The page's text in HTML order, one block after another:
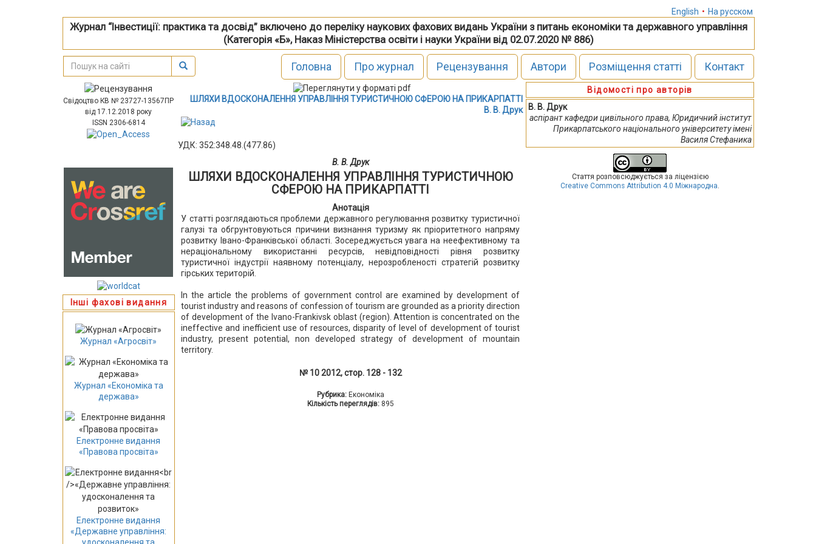
English • На русском
Журнал “Інвестиції: практика та досвід” включено до переліку наукових фахових видань України з питань економіки та державного управління
(Категорія «Б», Наказ Міністерства освіти і науки України від 02.07.2020 № 886)
Головна Про журнал Рецензування Автори Розміщення статті Контакт
Свідоцтво КВ № 23727-13567ПР
від 17.12.2018 року
ISSN 2306-6814
Інші фахові видання
Журнал «Агросвіт»
Журнал «Економіка та
держава»
Електронне видання
«Правова просвіта»
Електронне видання
«Державне управління:
ШЛЯХИ ВДОСКОНАЛЕННЯ УПРАВЛІННЯ ТУРИСТИЧНОЮ СФЕРОЮ НА ПРИКАРПАТТІ
В. В. Друк
УДК: 352:348.48.(477.86)
В. В. Друк
ШЛЯХИ ВДОСКОНАЛЕННЯ УПРАВЛІННЯ ТУРИСТИЧНОЮ
СФЕРОЮ НА ПРИКАРПАТТІ
Анотація
У статті розглядаються проблеми державного регулювання розвитку туристичної
галузі та обгрунтовуються причини визнання туризму як пріоритетного напряму
розвитку Івано-Франківської області. Зосереджується увага на неефективному та
нераціональному використанні ресурсів, невідповідності рівня розвитку
туристичної індустрії наявному потенціалу, нерозробленості стратегій розвитку
гірських територій.
In the article the problems of government control are examined by development of
tourist industry and reasons of confession of tourism are grounded as a priority direction
of development of the Ivano-Frankivsk oblast (region). Attention is concentrated on the
ineffective and inefficient use of resources, disparity of level of development of tourist
industry, present potential, non developed strategy of development of mountain
territory.
№ 10 2012, стор. 128 - 132
Рубрика: Економіка
Кількість переглядів: 895
Відомості про авторів
В. В. Друк
аспірант кафедри цивільного права, Юридичний інститут
Прикарпатського національного університету імені
Василя Стефаника
Стаття розповсюджується за ліцензією
Creative Commons Attribution 4.0 Міжнародна.